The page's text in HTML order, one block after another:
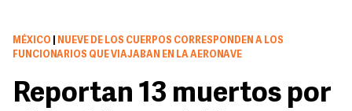
MÉXICO
NUEVE DE LOS CUERPOS CORRESPONDEN A LOS
FUNCIONARIOS QUE VIAJABAN EN LA AERONAVE
Reportan 13 muertos por